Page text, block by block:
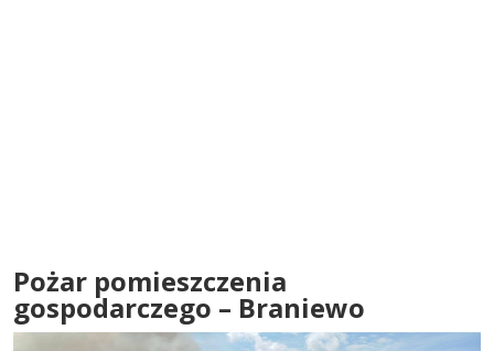
Pożar pomieszczenia
gospodarczego – Braniewo